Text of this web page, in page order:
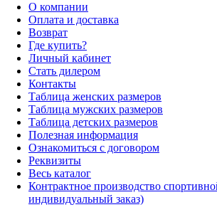
О компании
Оплата и доставка
Возврат
Где купить?
Личный кабинет
Стать дилером
Контакты
Таблица женских размеров
Таблица мужских размеров
Таблица детских размеров
Полезная информация
Ознакомиться с договором
Реквизиты
Весь каталог
Контрактное производство
индивидуальный заказ)